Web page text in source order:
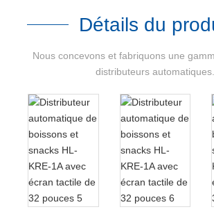
Détails du
Nous concevons et fabriquons une
distributeurs automatiques.